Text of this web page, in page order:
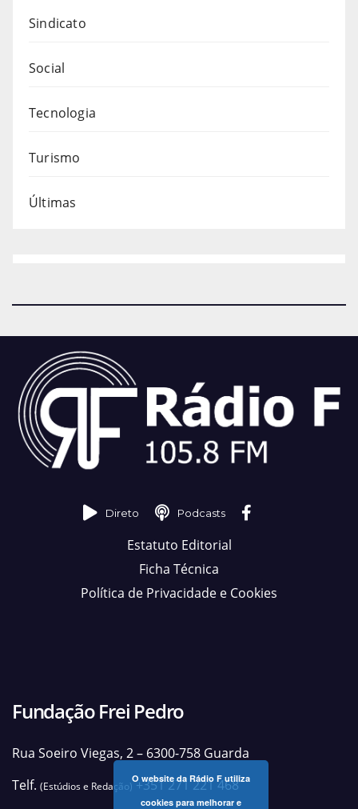
Sindicato
Social
Tecnologia
Turismo
Últimas
Direto Podcasts
Estatuto Editorial
Ficha Técnica
Política de Privacidade e Cookies
Fundação Frei Pedro
Rua Soeiro Viegas, 2 – 6300-758 Guarda
Telf. (Estúdios e Redação)+351 271 221 468
O website da Rádio F utiliza
cookies para melhorar e